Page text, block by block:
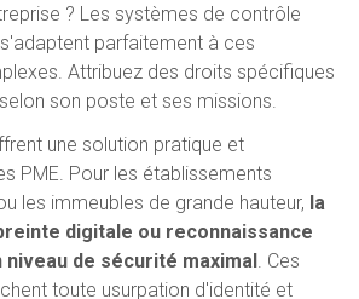
? Les systèmes de contrôle
parfaitement à ces
Attribuez des droits spécifiques
son poste et ses missions.
une solution pratique et
PME. Pour les établissements
les immeubles de grande hauteur, la
digitale ou reconnaissance
de sécurité maximal. Ces
toute usurpation d'identité et